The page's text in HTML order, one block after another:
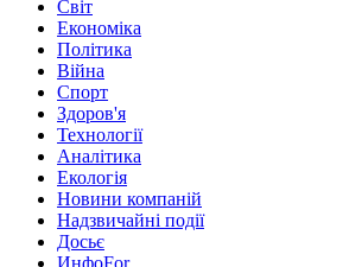
Світ
Економіка
Політика
Війна
Спорт
Здоров'я
Технології
Аналітика
Екологія
Новини компаній
Надзвичайні події
Досьє
ИнфоFor